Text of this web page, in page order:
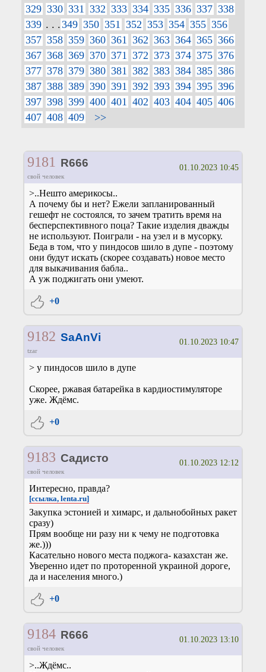
329 330 331 332 333 334 335 336 337 338
339 . . .349 350 351 352 353 354 355 356
357 358 359 360 361 362 363 364 365 366
367 368 369 370 371 372 373 374 375 376
377 378 379 380 381 382 383 384 385 386
387 388 389 390 391 392 393 394 395 396
397 398 399 400 401 402 403 404 405 406
407 408 409 >>
9181 R666
свой человек
01.10.2023 10:45
>..Нешто америкосы..
А почему бы и нет? Ежели запланированный
гешефт не состоялся, то зачем тратить время на
бесперспективного поца? Такие изделия дважды
не используют. Поиграли - на узел и в мусорку.
Беда в том, что у пиндосов шило в дупе - поэтому
они будут искать (скорее создавать) новое место
для выкачивания бабла..
А уж поджигать они умеют.
+0
9182 SaAnVi
tzar
01.10.2023 10:47
> у пиндосов шило в дупе
Скорее, ржавая батарейка в кардиостимуляторе
уже. Ждёмс.
+0
9183 Садисто
свой человек
01.10.2023 12:12
Интересно, правда?
[ссылка, lenta.ru]
Закупка эстонией и химарс, и дальнобойных ракет
сразу)
Прям вообще ни разу ни к чему не подготовка
же.)))
Касательно нового места поджога- казахстан же.
Уверенно идет по проторенной украиной дороге,
да и населения много.)
+0
9184 R666
свой человек
01.10.2023 13:10
>..Ждёмс..